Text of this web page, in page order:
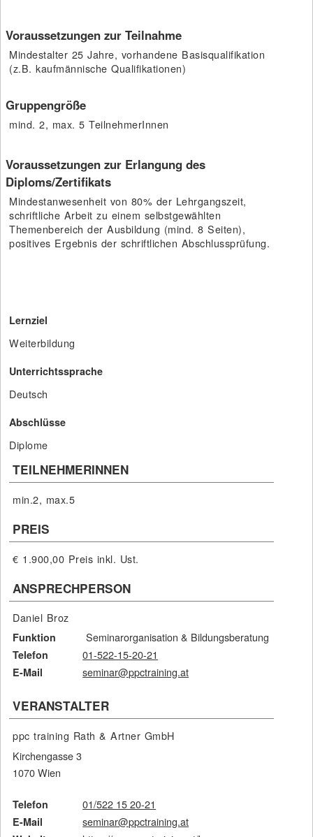
Voraussetzungen zur Teilnahme
Mindestalter 25 Jahre, vorhandene Basisqualifikation
(z.B. kaufmännische Qualifikationen)
Gruppengröße
mind. 2, max. 5 TeilnehmerInnen
Voraussetzungen zur Erlangung des
Diploms/Zertifikats
Mindestanwesenheit von 80% der Lehrgangszeit,
schriftliche Arbeit zu einem selbstgewählten
Themenbereich der Ausbildung (mind. 8 Seiten),
positives Ergebnis der schriftlichen Abschlussprüfung.
Lernziel
Weiterbildung
Unterrichtssprache
Deutsch
Abschlüsse
Diplome
TEILNEHMERINNEN
min.2, max.5
PREIS
€ 1.900,00 Preis inkl. Ust.
ANSPRECHPERSON
Daniel Broz
Funktion Seminarorganisation & Bildungsberatung
Telefon 01-522-15-20-21
E-Mail seminar@ppctraining.at
VERANSTALTER
ppc training Rath & Artner GmbH
Kirchengasse 3
1070 Wien
Telefon 01/522 15 20-21
E-Mail seminar@ppctraining.at